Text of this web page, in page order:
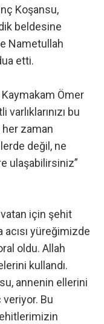
Koşansu,
beldesine
Nametullah
etti.
Ömer
bu
zaman
değil, ne
ulaşabilirsiniz”
vatan için şehit
yüreğimizde
oldu. Allah
kullandı.
annenin ellerini
veriyor. Bu